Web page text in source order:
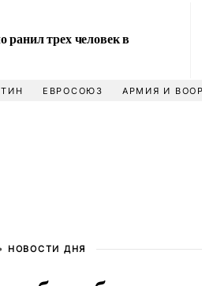
трех человек в
ЕВРОСОЮЗ АРМИЯ И
НОВОСТИ ДНЯ